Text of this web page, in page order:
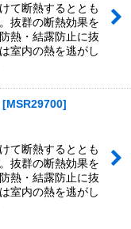
て断熱するととも
抜群の断熱効果を
熱・結露防止に抜
室内の熱を逃がし
[MSR29700]
て断熱するととも
抜群の断熱効果を
熱・結露防止に抜
室内の熱を逃がし